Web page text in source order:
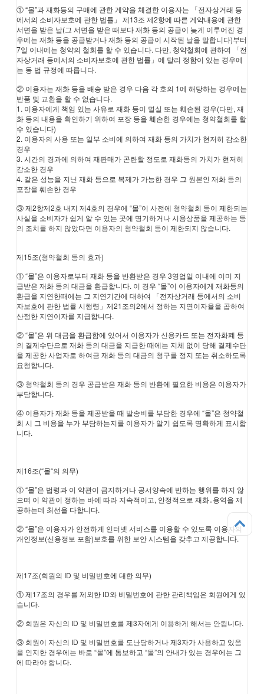
① “몰”과 재화등의 구매에 관한 계약을 체결한 이용자는 「전자상거래 등
에서의 소비자보호에 관한 법률」 제13조 제2항에 따른 계약내용에 관한
서면을 받은 날(그 서면을 받은 때보다 재화 등의 공급이 늦게 이루어진 경
우에는 재화 등을 공급받거나 재화 등의 공급이 시작된 날을 말합니다)부터
7일 이내에는 청약의 철회를 할 수 있습니다. 다만, 청약철회에 관하여 「전
자상거래 등에서의 소비자보호에 관한 법률」에 달리 정함이 있는 경우에
는 동 법 규정에 따릅니다.
② 이용자는 재화 등을 배송 받은 경우 다음 각 호의 1에 해당하는 경우에는
반품 및 교환을 할 수 없습니다.
1. 이용자에게 책임 있는 사유로 재화 등이 멸실 또는 훼손된 경우(다만, 재
화 등의 내용을 확인하기 위하여 포장 등을 훼손한 경우에는 청약철회를 할
수 있습니다)
2. 이용자의 사용 또는 일부 소비에 의하여 재화 등의 가치가 현저히 감소한
경우
3. 시간의 경과에 의하여 재판매가 곤란할 정도로 재화등의 가치가 현저히
감소한 경우
4. 같은 성능을 지닌 재화 등으로 복제가 가능한 경우 그 원본인 재화 등의
포장을 훼손한 경우
③ 제2항제2호 내지 제4호의 경우에 “몰”이 사전에 청약철회 등이 제한되는
사실을 소비자가 쉽게 알 수 있는 곳에 명기하거나 시용상품을 제공하는 등
의 조치를 하지 않았다면 이용자의 청약철회 등이 제한되지 않습니다.
제15조(청약철회 등의 효과)
① “몰”은 이용자로부터 재화 등을 반환받은 경우 3영업일 이내에 이미 지
급받은 재화 등의 대금을 환급합니다. 이 경우 “몰”이 이용자에게 재화등의
환급을 지연한때에는 그 지연기간에 대하여 「전자상거래 등에서의 소비
자보호에 관한 법률 시행령」제21조의2에서 정하는 지연이자율을 곱하여
산정한 지연이자를 지급합니다.
② “몰”은 위 대금을 환급함에 있어서 이용자가 신용카드 또는 전자화폐 등
의 결제수단으로 재화 등의 대금을 지급한 때에는 지체 없이 당해 결제수단
을 제공한 사업자로 하여금 재화 등의 대금의 청구를 정지 또는 취소하도록
요청합니다.
③ 청약철회 등의 경우 공급받은 재화 등의 반환에 필요한 비용은 이용자가
부담합니다.
④ 이용자가 재화 등을 제공받을 때 발송비를 부담한 경우에 “몰”은 청약철
회 시 그 비용을 누가 부담하는지를 이용자가 알기 쉽도록 명확하게 표시합
니다.
제16조(“몰“의 의무)
① “몰”은 법령과 이 약관이 금지하거나 공서양속에 반하는 행위를 하지 않
으며 이 약관이 정하는 바에 따라 지속적이고, 안정적으로 재화․용역을 제
공하는데 최선을 다합니다.
② “몰”은 이용자가 안전하게 인터넷 서비스를 이용할 수 있도록 이용자의
개인정보(신용정보 포함)보호를 위한 보안 시스템을 갖추고 제공합니다.
제17조(회원의 ID 및 비밀번호에 대한 의무)
① 제17조의 경우를 제외한 ID와 비밀번호에 관한 관리책임은 회원에게 있
습니다.
② 회원은 자신의 ID 및 비밀번호를 제3자에게 이용하게 해서는 안됩니다.
③ 회원이 자신의 ID 및 비밀번호를 도난당하거나 제3자가 사용하고 있음
을 인지한 경우에는 바로 “몰”에 통보하고 “몰”의 안내가 있는 경우에는 그
에 따라야 합니다.